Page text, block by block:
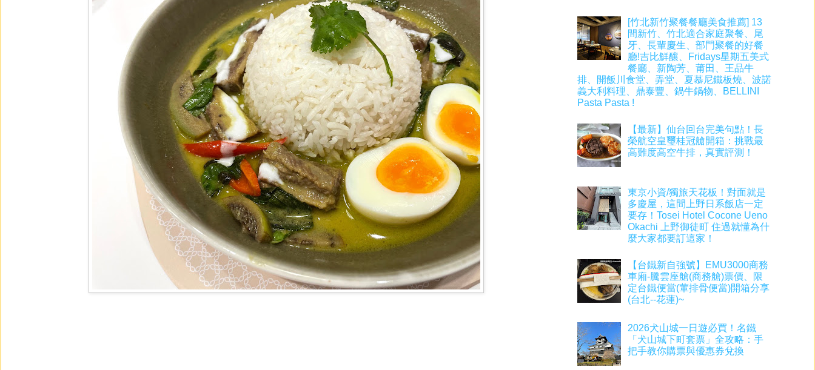
[竹北新竹聚餐餐廳美食推薦] 13
間新竹、竹北適合家庭聚餐、尾
牙、長輩慶生、部門聚餐的好餐
廳!吉比鮮釀、Fridays星期五美式
餐廳、新陶芳、莆田、王品牛
排、開飯川食堂、弄堂、夏慕尼鐵板燒、波諾
義大利料理、鼎泰豐、鍋牛鍋物、BELLINI
Pasta Pasta !
【最新】仙台回台完美句點！長
榮航空皇璽桂冠艙開箱：挑戰最
高難度高空牛排，真實評測！
東京小資/獨旅天花板！對面就是
多慶屋，這間上野日系飯店一定
要存！Tosei Hotel Cocone Ueno
Okachi 上野御徒町 住過就懂為什
麼大家都要訂這家！
【台鐵新自強號】EMU3000商務
車廂-騰雲座艙(商務艙)票價、限
定台鐵便當(葷排骨便當)開箱分享
(台北--花蓮)~
2026犬山城一日遊必買！名鐵
「犬山城下町套票」全攻略：手
把手教你購票與優惠券兌換